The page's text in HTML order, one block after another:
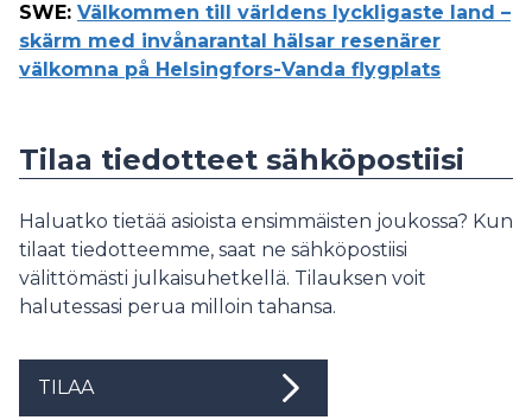
SWE: Välkommen till världens lyckligaste land –
skärm med invånarantal hälsar resenärer
välkomna på Helsingfors-Vanda flygplats
Tilaa tiedotteet sähköpostiisi
Haluatko tietää asioista ensimmäisten joukossa? Kun
tilaat tiedotteemme, saat ne sähköpostiisi
välittömästi julkaisuhetkellä. Tilauksen voit
halutessasi perua milloin tahansa.
TILAA